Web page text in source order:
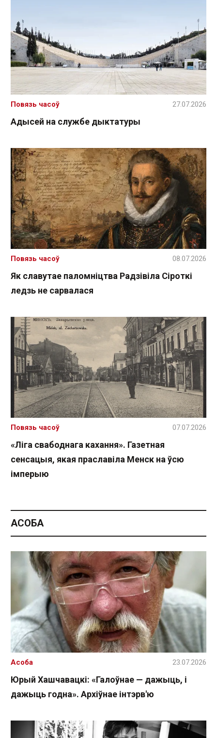
Адысей на службе дыктатуры
Повязь часоў 27.07.2026
Як славутае паломніцтва Радзівіла Сіроткі
ледзь не сарвалася
Повязь часоў 08.07.2026
«Ліга свабоднага кахання». Газетная
сенсацыя, якая праславіла Менск на ўсю
імперыю
Повязь часоў 07.07.2026
АСОБА
Юрый Хашчавацкі: «Галоўнае — дажыць, і
дажыць годна». Архіўнае інтэрв'ю
Асоба 23.07.2026